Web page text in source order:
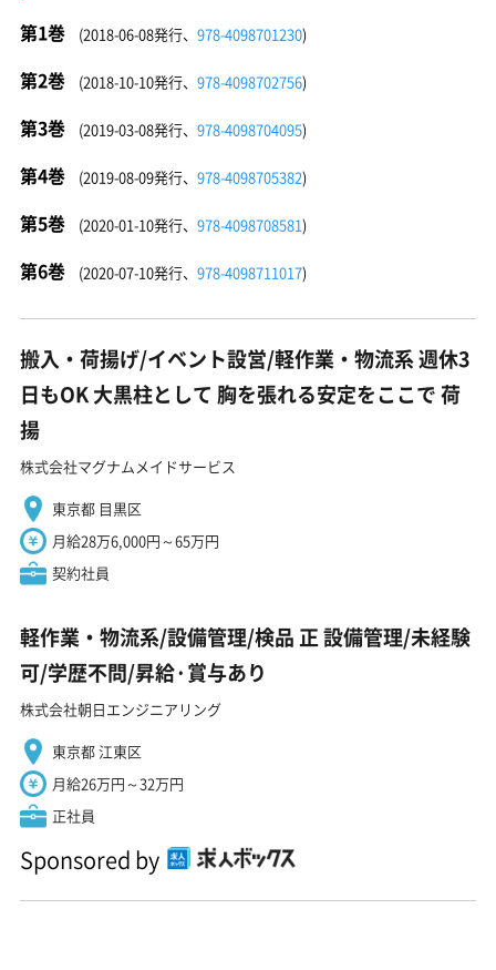
第1巻 (2018-06-08発行、 978-4098701230)
第2巻 (2018-10-10発行、 978-4098702756)
第3巻 (2019-03-08発行、 978-4098704095)
第4巻 (2019-08-09発行、 978-4098705382)
第5巻 (2020-01-10発行、 978-4098708581)
第6巻 (2020-07-10発行、 978-4098711017)
搬入・荷揚げ/イベント設営/軽作業・物流系 週休3
日もOK 大黒柱として 胸を張れる安定をここで 荷
揚
株式会社マグナムメイドサービス
東京都 目黒区
月給28万6,000円～65万円
契約社員
軽作業・物流系/設備管理/検品 正 設備管理/未経験
可/学歴不問/昇給·賞与あり
株式会社朝日エンジニアリング
東京都 江東区
月給26万円～32万円
正社員
Sponsored by